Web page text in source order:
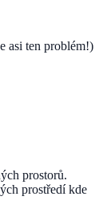
asi ten problém!)
prostorů.
prostředí kde